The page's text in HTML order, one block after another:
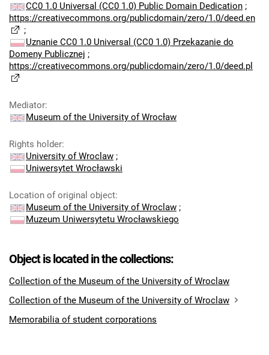
CC0 1.0 Universal (CC0 1.0) Public Domain Dedication ;
https://creativecommons.org/publicdomain/zero/1.0/deed.en
;
Uznanie CC0 1.0 Universal (CC0 1.0) Przekazanie do
Domeny Publicznej ;
https://creativecommons.org/publicdomain/zero/1.0/deed.pl
Mediator:
Museum of the University of Wrocław
Rights holder:
University of Wroclaw ;
Uniwersytet Wrocławski
Location of original object:
Museum of the University of Wroclaw ;
Muzeum Uniwersytetu Wrocławskiego
Object is located in the collections:
Collection of the Museum of the University of Wroclaw
Collection of the Museum of the University of Wroclaw
Memorabilia of student corporations